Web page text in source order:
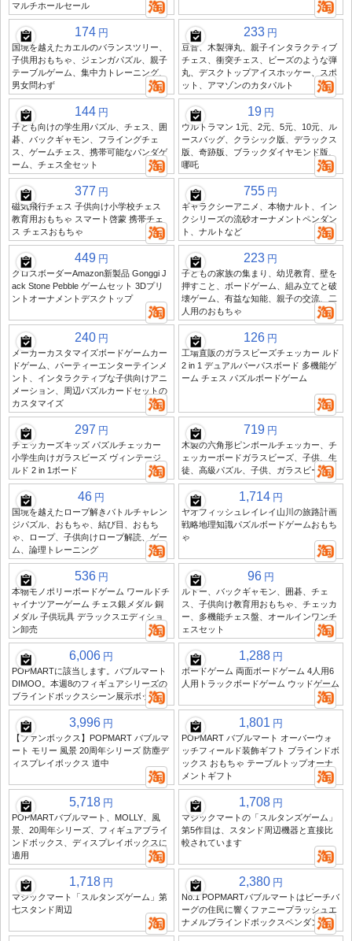
マルチホールセール
174 円
国境を越えたカエルのバランスツリー、
子供用おもちゃ、ジェンガパズル、親子
テーブルゲーム、集中力トレーニング、
男女問わず
233 円
豆音、木製弾丸、親子インタラクティブ
チェス、衝突チェス、ビーズのような弾
丸、デスクトップアイスホッケー、スポ
ット、アマゾンのカタパルト
144 円
子ども向けの学生用パズル、チェス、囲
碁、バックギャモン、フライングチェ
ス、ゲームチェス、携帯可能なパンダゲ
ーム、チェス全セット
19 円
ウルトラマン 1元、2元、5元、10元、ル
ースバッグ、クラシック版、デラックス
版、奇跡版、ブラックダイヤモンド版、
哪吒
377 円
磁気飛行チェス 子供向け小学校チェス
教育用おもちゃ スマート啓蒙 携帯チェ
ス チェスおもちゃ
755 円
ギャラクシーアニメ、本物ナルト、イン
クシリーズの流砂オーナメントペンダン
ト、ナルトなど
449 円
クロスボーダーAmazon新製品 Gonggi J
ack Stone Pebble ゲームセット 3Dプリ
ントオーナメントデスクトップ
223 円
子どもの家族の集まり、幼児教育、壁を
押すこと、ボードゲーム、組み立てと破
壊ゲーム、有益な知能、親子の交流、二
人用のおもちゃ
240 円
メーカーカスタマイズボードゲームカー
ドゲーム、パーティーエンターテインメ
ント、インタラクティブな子供向けアニ
メーション、周辺パズルカードセットの
カスタマイズ
126 円
工場直販のガラスビーズチェッカー ルド
2 in 1 デュアルパーパスボード 多機能ゲ
ーム チェス パズルボードゲーム
297 円
チェッカーズキッズ パズルチェッカー
小学生向けガラスビーズ ヴィンテージ
ルド 2 in 1ボード
719 円
木製の六角形ピンボールチェッカー、チ
ェッカーボードガラスビーズ、子供、生
徒、高級パズル、子供、ガラスビー玉
46 円
国境を越えたロープ解きバトルチャレン
ジパズル、おもちゃ、結び目、おもち
ゃ、ロープ、子供向けロープ解読、ゲー
ム、論理トレーニング
1,714 円
ヤオフィッシュレイレイ山川の旅路計画
戦略地理知識パズルボードゲームおもち
ゃ
536 円
本物モノポリーボードゲーム ワールドチ
ャイナツアーゲーム チェス銀メダル 銅
メダル 子供玩具 デラックスエディショ
ン卸売
96 円
ルドー、バックギャモン、囲碁、チェ
ス、子供向け教育用おもちゃ、チェッカ
ー、多機能チェス盤、オールインワンチ
ェスセット
6,006 円
POPMARTに該当します。バブルマート
DIMOO。本週8のフィギュアシリーズの
ブラインドボックスシーン展示ボックス
1,288 円
ボードゲーム 両面ボードゲーム 4人用6
人用トラックボードゲーム ウッドゲーム
3,996 円
【ファンボックス】POPMART バブルマ
ート モリー 風景 20周年シリーズ 防塵デ
ィスプレイボックス 道中
1,801 円
POPMART バブルマート オーバーウォ
ッチフィールド装飾ギフト ブラインドボ
ックス おもちゃ テーブルトップオーナ
メントギフト
5,718 円
POPMARTバブルマート、MOLLY、風
景、20周年シリーズ、フィギュアブライ
ンドボックス、ディスプレイボックスに
適用
1,708 円
マジックマートの「スルタンズゲーム」
第5作目は、スタンド周辺機器と直接比
較されています
1,718 円
マジックマート「スルタンズゲーム」第
七スタンド周辺
2,380 円
No.1 POPMARTバブルマートはビーチバ
ーグの住民に響くファニープラッシュエ
ナメルブラインドボックスペンダント